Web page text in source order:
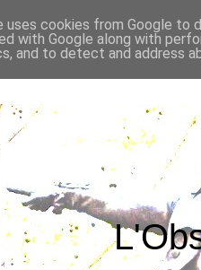
uses cookies from Google to
with Google along with
and to detect and address